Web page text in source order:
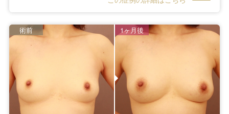
術前 1ヶ月後